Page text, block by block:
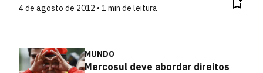
4 de agosto de 2012 • 1 min de leitura
MUNDO
Mercosul deve abordar direitos